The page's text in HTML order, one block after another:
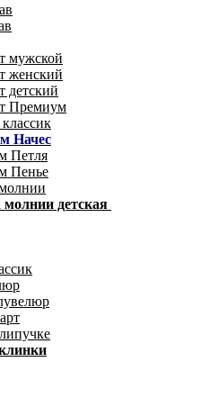
мужской
женский
детский
Премиум
Начес
Петля
Пенье
молнии детская